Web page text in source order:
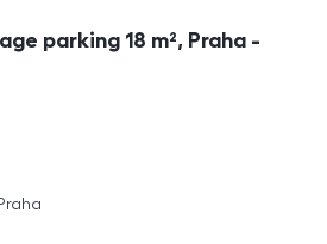
parking 18 m², Praha -